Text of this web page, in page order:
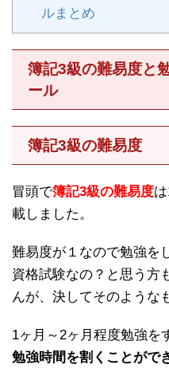
ルまとめ
簿記3級の難易度と
ール
簿記3級の難易度
冒頭で簿記3級の難易度
載しました。
難易度が１なので勉強を
資格試験なの？と思う方
んが、決してそのような
1ヶ月～2ヶ月程度勉強を
勉強時間を割くことがで